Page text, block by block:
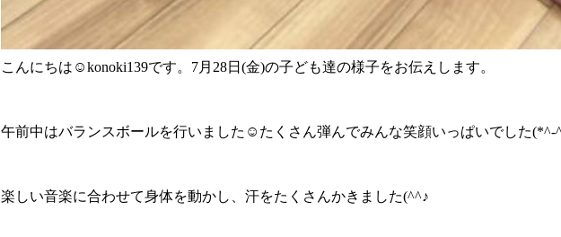
こんにちは☺konoki139です。7月28日(金)の子ども達の様子をお伝えします。
午前中はバランスボールを行いました☺たくさん弾んでみんな笑顔いっぱいでした(*^-
楽しい音楽に合わせて身体を動かし、汗をたくさんかきました(^^♪